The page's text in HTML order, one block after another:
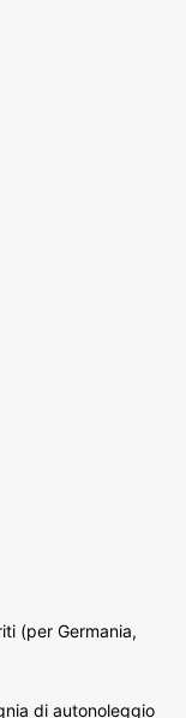
(per Germania,
di autonoleggio